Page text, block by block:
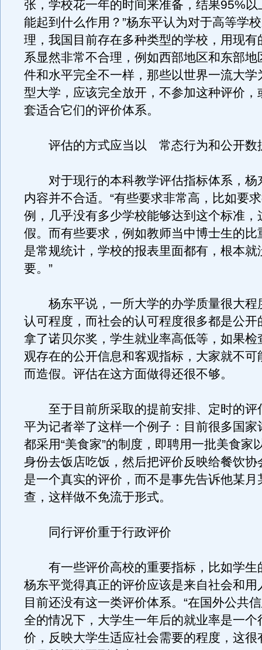
张，学校花一年的时间来准备，结果95%以
能起到什么作用？”杨东平认为对于高等学
理，我国目前存在多种类型的学校，用现有
系显然非常不合理，例如西部地区和东部地
件和水平完全不一样，那些以世界一流大学
型大学，应该完全放开，不参加这种评价，
套适合它们的评价体系。
评估的方式应当以 常态行为和公开数
对于现行的本科教学评估指标体系，杨
内容并不合适。“有些要求非常高，比如要
例，几乎没有多少学校能够达到这个标准，
假。而有些要求，例如教师当中博士生的比
是常规统计，学校的报表里面都有，根本就
要。”
杨东平说，一所大学的办学质量很大程
认可程度，而社会的认可程度很多都是公开
拿了诺贝尔奖，学生就业率高低等，如果检
观存在的公开信息和客观指标，大家就不可
而造假。评估在这方面做得还很不够。
至于目前所采取的提前安排、定时的评
平为记者举了这样一个例子：目前很多国家
都采用“美食家”的制度，即聘用一批美食家
身份去饭店吃饭，然后把评价反映给餐饮协
是一个真实的评价，而不是事先告诉他某月
查，这样做不免流于形式。
同行评价重于行政评价
有一些评价高校的重要指标，比如学生
杨东平觉得真正的评价应该是来自社会和用
目前还没有这一类评价体系。“在国外公共
全的情况下，大学生一年后的就业率是一个
价，反映大学生适应社会需要的程度，这很